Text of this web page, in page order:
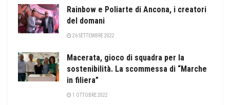
Rainbow e Poliarte di Ancona, i creatori
del domani
26 SETTEMBRE 2022
Macerata, gioco di squadra per la
sostenibilità. La scommessa di “Marche
in filiera”
1 OTTOBRE 2022